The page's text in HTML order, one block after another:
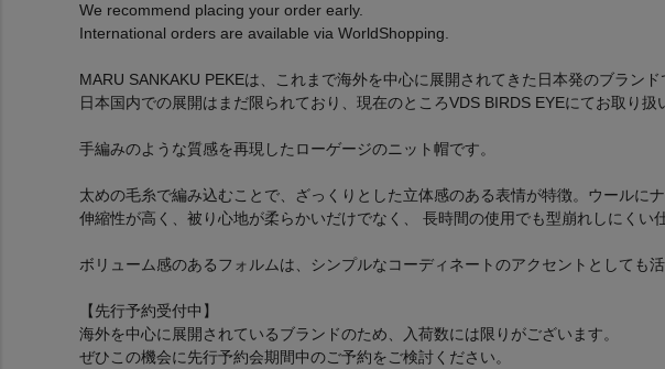
We recommend placing your order early.
International orders are available via WorldShopping.
MARU SANKAKU PEKEは、これまで海外を中心に展開されてきた日本発のブランド
日本国内での展開はまだ限られており、現在のところVDS BIRDS EYEにてお取り扱
手編みのような質感を再現したローゲージのニット帽です。
太めの毛糸で編み込むことで、ざっくりとした立体感のある表情が特徴。ウールに
伸縮性が高く、被り心地が柔らかいだけでなく、 長時間の使用でも型崩れしにくい
ボリューム感のあるフォルムは、シンプルなコーディネートのアクセントとしても活
【先行予約受付中】
海外を中心に展開されているブランドのため、入荷数には限りがございます。
ぜひこの機会に先行予約会期間中のご予約をご検討ください。